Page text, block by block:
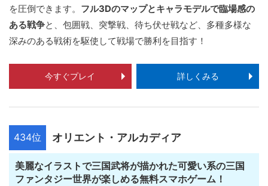
を圧倒できます。 フル3Dのマップとキャラモデルで臨場感の
ある戦争と、包囲戦、突撃戦、待ち伏せ戦など、多種多様な
深みのある戦術を駆使して戦場で勝利を目指す！
今すぐプレイ 詳しくみる
434位 オリエント・アルカディア
美麗なイラストで三国武将が描かれた可愛い系の三国
ファンタジー世界が楽しめる無料スマホゲーム！